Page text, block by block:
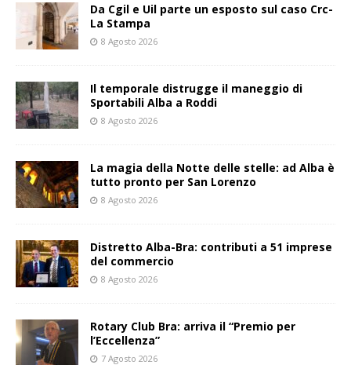
Da Cgil e Uil parte un esposto sul caso Crc-
La Stampa
8 Agosto 2026
Il temporale distrugge il maneggio di
Sportabili Alba a Roddi
8 Agosto 2026
La magia della Notte delle stelle: ad Alba è
tutto pronto per San Lorenzo
8 Agosto 2026
Distretto Alba-Bra: contributi a 51 imprese
del commercio
8 Agosto 2026
Rotary Club Bra: arriva il “Premio per
l’Eccellenza”
7 Agosto 2026